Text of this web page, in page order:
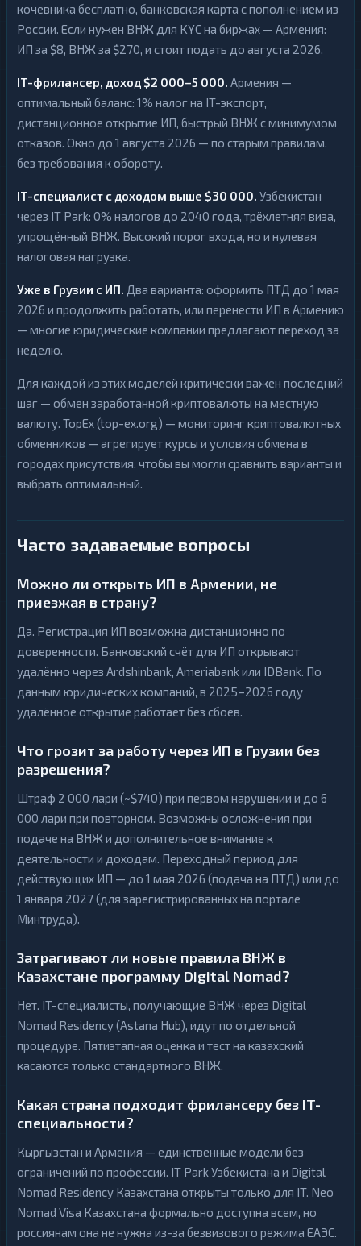
кочевника бесплатно, банковская карта с пополнением из
России. Если нужен ВНЖ для KYC на биржах — Армения:
ИП за $8, ВНЖ за $270, и стоит подать до августа 2026.
IT-фрилансер, доход $2 000–5 000. Армения —
оптимальный баланс: 1% налог на IT-экспорт,
дистанционное открытие ИП, быстрый ВНЖ с минимумом
отказов. Окно до 1 августа 2026 — по старым правилам,
без требования к обороту.
IT-специалист с доходом выше $30 000. Узбекистан
через IT Park: 0% налогов до 2040 года, трёхлетняя виза,
упрощённый ВНЖ. Высокий порог входа, но и нулевая
налоговая нагрузка.
Уже в Грузии с ИП. Два варианта: оформить ПТД до 1 мая
2026 и продолжить работать, или перенести ИП в Армению
— многие юридические компании предлагают переход за
неделю.
Для каждой из этих моделей критически важен последний
шаг — обмен заработанной криптовалюты на местную
валюту. TopEx (top-ex.org) — мониторинг криптовалютных
обменников — агрегирует курсы и условия обмена в
городах присутствия, чтобы вы могли сравнить варианты и
выбрать оптимальный.
Часто задаваемые вопросы
Можно ли открыть ИП в Армении, не
приезжая в страну?
Да. Регистрация ИП возможна дистанционно по
доверенности. Банковский счёт для ИП открывают
удалённо через Ardshinbank, Ameriabank или IDBank. По
данным юридических компаний, в 2025–2026 году
удалённое открытие работает без сбоев.
Что грозит за работу через ИП в Грузии без
разрешения?
Штраф 2 000 лари (~$740) при первом нарушении и до 6
000 лари при повторном. Возможны осложнения при
подаче на ВНЖ и дополнительное внимание к
деятельности и доходам. Переходный период для
действующих ИП — до 1 мая 2026 (подача на ПТД) или до
1 января 2027 (для зарегистрированных на портале
Минтруда).
Затрагивают ли новые правила ВНЖ в
Казахстане программу Digital Nomad?
Нет. IT-специалисты, получающие ВНЖ через Digital
Nomad Residency (Astana Hub), идут по отдельной
процедуре. Пятиэтапная оценка и тест на казахский
касаются только стандартного ВНЖ.
Какая страна подходит фрилансеру без IT-
специальности?
Кыргызстан и Армения — единственные модели без
ограничений по профессии. IT Park Узбекистана и Digital
Nomad Residency Казахстана открыты только для IT. Neo
Nomad Visa Казахстана формально доступна всем, но
россиянам она не нужна из-за безвизового режима ЕАЭС.